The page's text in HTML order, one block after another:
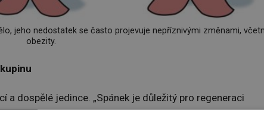
jeho nedostatek se často projevuje nepříznivými změnami,
obezity.
a dospělé jedince. „Spánek je důležitý pro regeneraci
imunitní reakce a hormonální a metabolické pochody